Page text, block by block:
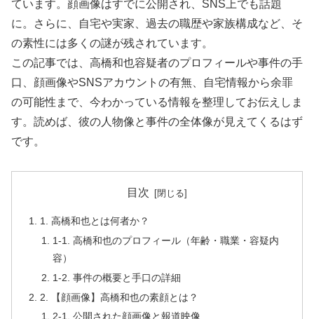
ています。顔画像はすでに公開され、SNS上でも話題
に。さらに、自宅や実家、過去の職歴や家族構成など、そ
の素性には多くの謎が残されています。
この記事では、高橋和也容疑者のプロフィールや事件の手
口、顔画像やSNSアカウントの有無、自宅情報から余罪
の可能性まで、今わかっている情報を整理してお伝えしま
す。読めば、彼の人物像と事件の全体像が見えてくるはず
です。
目次
1. 高橋和也とは何者か？
1-1. 高橋和也のプロフィール（年齢・職業・容疑内
容）
1-2. 事件の概要と手口の詳細
2. 【顔画像】高橋和也の素顔とは？
2-1. 公開された顔画像と報道映像